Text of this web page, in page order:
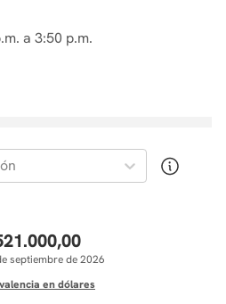
a 3:50 p.m.
.000,00
septiembre de 2026
en dólares